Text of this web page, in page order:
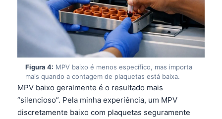
Figura 4: MPV baixo é menos específico, mas importa
mais quando a contagem de plaquetas está baixa.
MPV baixo geralmente é o resultado mais
“silencioso”. Pela minha experiência, um MPV
discretamente baixo com plaquetas seguramente